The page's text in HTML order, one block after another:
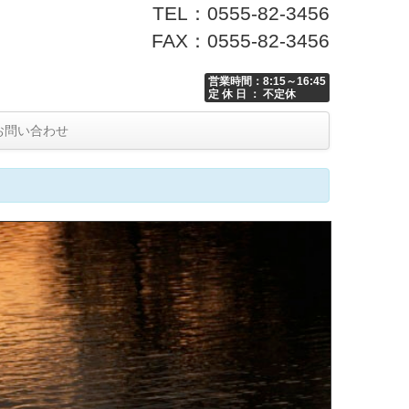
TEL：0555-82-3456
FAX：0555-82-3456
営業時間：8:15～16:45
定 休 日 ： 不定休
い合わせ